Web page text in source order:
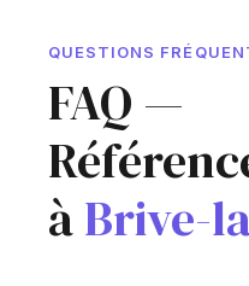
QUESTIONS
FAQ —
àBrive-